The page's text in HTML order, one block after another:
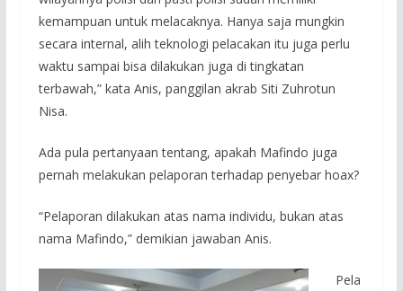
kemampuan untuk melacaknya. Hanya saja mungkin
secara internal, alih teknologi pelacakan itu juga perlu
waktu sampai bisa dilakukan juga di tingkatan
terbawah,” kata Anis, panggilan akrab Siti Zuhrotun
Nisa.
Ada pula pertanyaan tentang, apakah Mafindo juga
pernah melakukan pelaporan terhadap penyebar hoax?
“Pelaporan dilakukan atas nama individu, bukan atas
nama Mafindo,” demikian jawaban Anis.
Pela